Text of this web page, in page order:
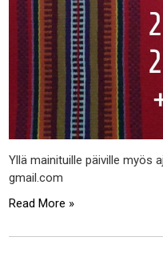
Yllä mainituille päiville myös
gmail.com
Read More »